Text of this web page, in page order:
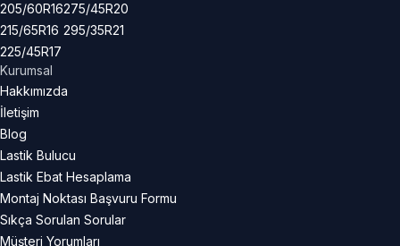
205/60R16
215/65R16
225/45R17
275/45R20
295/35R21
Kurumsal
Hakkımızda
İletişim
Blog
Lastik Bulucu
Lastik Ebat Hesaplama
Montaj Noktası Başvuru Formu
Sıkça Sorulan Sorular
Müşteri Yorumları